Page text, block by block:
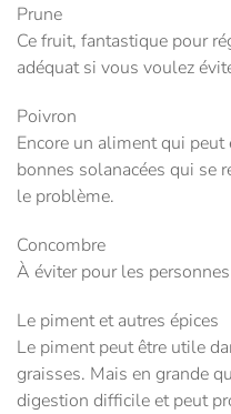
Prune
Ce fruit, fantastique pour
adéquat si vous voulez
Poivron
Encore un aliment qui
bonnes solanacées qui se
le problème.
Concombre
À éviter pour les
Le piment et autres épices
Le piment peut être utile
graisses. Mais en grande
digestion difficile et peut